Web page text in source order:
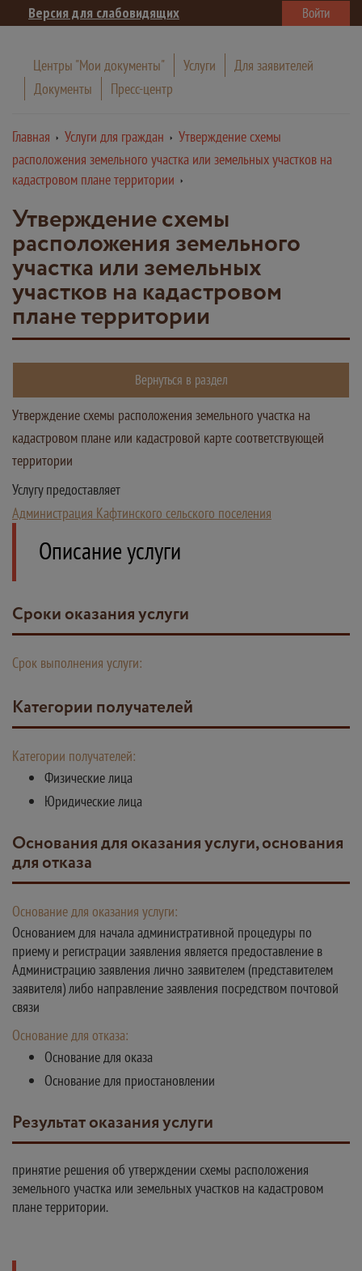
Версия для слабовидящих Войти
Центры "Мои документы" Услуги
Для заявителей
Документы
Пресс-центр
Главная Услуги для граждан
Утверждение схемы
расположения земельного участка или земельных участков на
кадастровом плане территории
Утверждение схемы
расположения земельного
участка или земельных
участков на кадастровом
плане территории
Вернуться в раздел
Утверждение схемы расположения земельного участка на
кадастровом плане или кадастровой карте соответствующей
территории
Услугу предоставляет
Администрация Кафтинского сельского поселения
Описание услуги
Сроки оказания услуги
Срок выполнения услуги:
Категории получателей
Категории получателей:
Физические лица
Юридические лица
Основания для оказания услуги, основания
для отказа
Основание для оказания услуги:
Основанием для начала административной процедуры по
приему и регистрации заявления является предоставление в
Администрацию заявления лично заявителем (представителем
заявителя) либо направление заявления посредством почтовой
связи
Основание для отказа:
Основание для оказа
Основание для приостановлении
Результат оказания услуги
принятие решения об утверждении схемы расположения
земельного участка или земельных участков на кадастровом
плане территории.